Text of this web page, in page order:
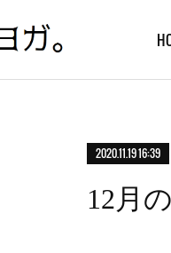
2020.11.19 16:39
12月